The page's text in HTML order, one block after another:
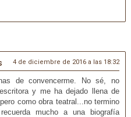
4 de diciembre de 2016 a las 18:32
de convencerme. No sé, no
y me ha dejado llena de
como obra teatral...no termino
mucho a una biografía